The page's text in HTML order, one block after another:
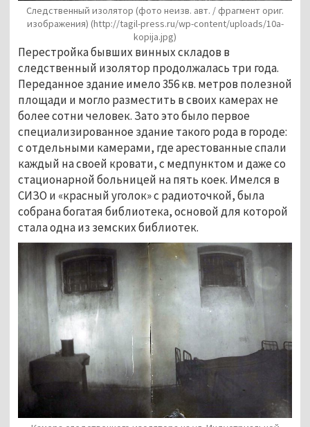
Следственный изолятор (фото неизв. авт. / фрагмент ориг.
изображения) (http://tagil-press.ru/wp-content/uploads/10a-
kopija.jpg)
Перестройка бывших винных складов в
следственный изолятор продолжалась три года.
Переданное здание имело 356 кв. метров полезной
площади и могло разместить в своих камерах не
более сотни человек. Зато это было первое
специализированное здание такого рода в городе:
с отдельными камерами, где арестованные спали
каждый на своей кровати, с медпунктом и даже со
стационарной больницей на пять коек. Имелся в
СИЗО и «красный уголок» с радиоточкой, была
собрана богатая библиотека, основой для которой
стала одна из земских библиотек.